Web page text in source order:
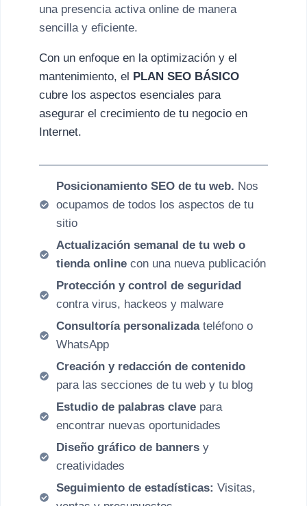
una presencia activa online de manera
sencilla y eficiente.
Con un enfoque en la optimización y el
mantenimiento, el
PLAN SEO BÁSICO
cubre los aspectos esenciales para
asegurar el crecimiento de tu negocio en
Internet.
Posicionamiento SEO de tu web. Nos
ocupamos de todos los aspectos de tu
sitio
Actualización semanal de tu web o
tienda online con una nueva publicación
Protección y control de seguridad
contra virus, hackeos y malware
Consultoría personalizadateléfono o
WhatsApp
Creación y redacción de contenido
para las secciones de tu web y tu blog
Estudio de palabras clave para
encontrar nuevas oportunidades
Diseño gráfico de banners y
creatividades
Seguimiento de estadísticas: Visitas,